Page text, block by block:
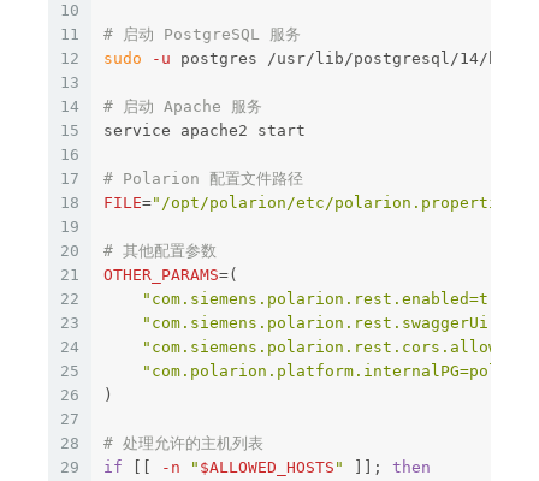
10
11
12
13
14
15
16
17
18
19
20
21
22
23
24
25
26
27
28
29
# 启动 PostgreSQL 服务
sudo
-u postgres /usr/lib/postgresql/14/bin/
# 启动 Apache 服务
service apache2 start
# Polarion 配置文件路径
FILE="/opt/polarion/etc/polarion.properties"
# 其他配置参数
OTHER_PARAMS=(
"com.siemens.polarion.rest.enabled=true"
)
# 处理允许的主机列表
if
-n " $ALLOWED_HOSTS " ;
then